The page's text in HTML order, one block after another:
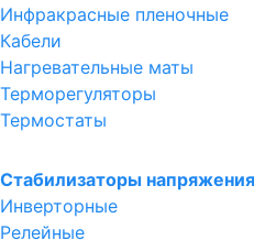
Инфракрасные пленочные
Кабели
Нагревательные маты
Терморегуляторы
Термостаты
Стабилизаторы напряжения
Инверторные
Релейные